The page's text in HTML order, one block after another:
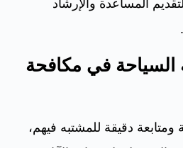
المساعدة والإرشاد
في مكافحة
ومتابعة دقيقة للمشتبه فيهم،